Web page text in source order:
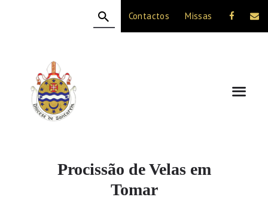
Contactos Missas
Procissão de Velas em
Tomar
A DIOCESE
CELEBRAÇÃO
VIDA CRISTÃ
NOTÍCIAS